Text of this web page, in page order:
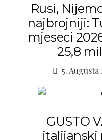
Rusi,
najbrojniji:
mjeseci
25,8
5. Augusta
GUSTO
italijanski